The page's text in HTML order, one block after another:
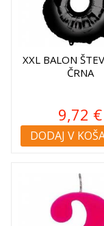
XXL BALON
ČRNA
9,72 €
DODAJ V